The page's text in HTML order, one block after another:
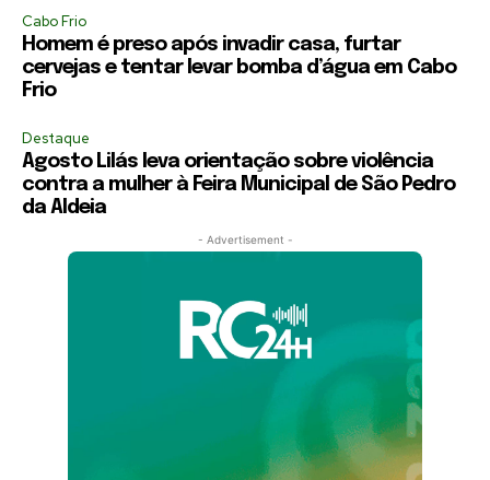
Cabo Frio
Homem é preso após invadir casa, furtar
cervejas e tentar levar bomba d’água em Cabo
Frio
Destaque
Agosto Lilás leva orientação sobre violência
contra a mulher à Feira Municipal de São Pedro
da Aldeia
- Advertisement -